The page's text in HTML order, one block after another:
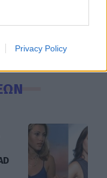
Privacy Policy